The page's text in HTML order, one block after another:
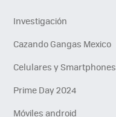
Investigación
Cazando Gangas Mexico
Celulares y Smartphones
Prime Day 2024
Móviles android